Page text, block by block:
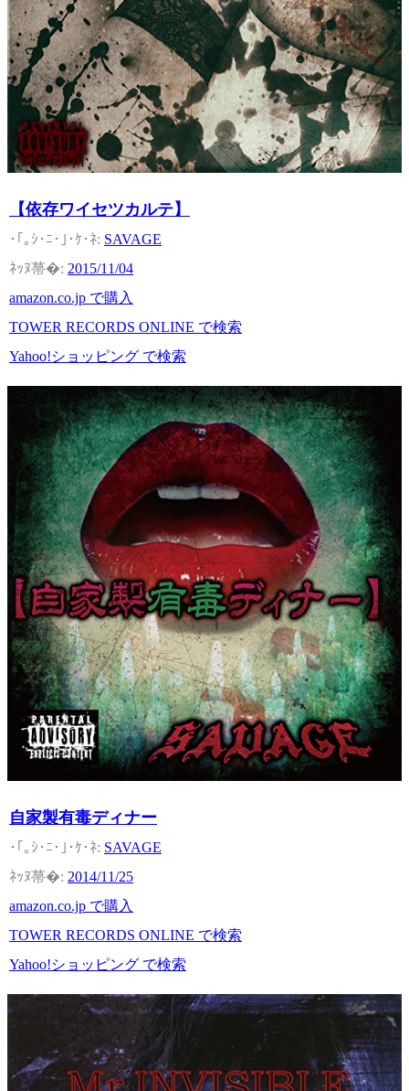
【依存ワイセツカルテ】
SAVAGE
2015/11/04
amazon.co.jp で購入
TOWER RECORDS ONLINE で検索
Yahoo!ショッピング で検索
自家製有毒ディナー
SAVAGE
2014/11/25
amazon.co.jp で購入
TOWER RECORDS ONLINE で検索
Yahoo!ショッピング で検索